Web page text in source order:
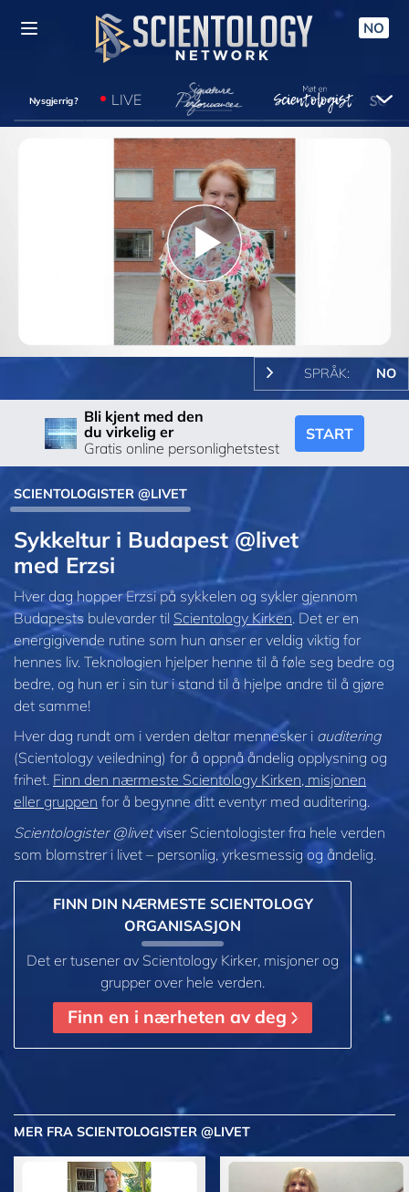
NO
Nysgjerrig? LIVE
Play
Video
SPRÅK: NO
Bli kjent med den
du virkelig er
Gratis online personlighetstest
START
SCIENTOLOGISTER @LIVET
Sykkeltur i Budapest @livet
med Erzsi
Hver dag hopper Erzsi på sykkelen og sykler gjennom
Budapests bulevarder til Scientology Kirken. Det er en
energigivende rutine som hun anser er veldig viktig for
hennes liv. Teknologien hjelper henne til å føle seg bedre og
bedre, og hun er i sin tur i stand til å hjelpe andre til å gjøre
det samme!
Hver dag rundt om i verden deltar mennesker i auditering
(Scientology veiledning) for å oppnå åndelig opplysning og
frihet. Finn den nærmeste Scientology Kirken, misjonen
eller gruppen for å begynne ditt eventyr med auditering.
Scientologister @livetviser Scientologister fra hele verden
som blomstrer i livet – personlig, yrkesmessig og åndelig.
FINN DIN NÆRMESTE SCIENTOLOGY
ORGANISASJON
Det er tusener av Scientology Kirker, misjoner og
grupper over hele verden.
Finn en i nærheten av deg
MER FRA SCIENTOLOGISTER @LIVET